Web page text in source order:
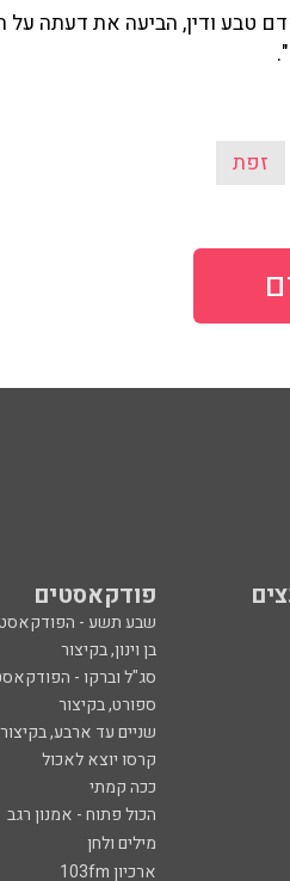
טבע ודין, הביעה את דעתה
זפת
פודקאסטים
שבע תשע -
בן וינון, בקיצור
סג"ל וברקו -
ספורט, בקיצור
שניים עד ארבע, בקיצור
קרסו יוצא לאכול
ככה קמתי
הכול פתוח - אמנון רגב
מילים ולחן
ארכיון 103fm